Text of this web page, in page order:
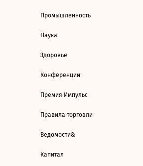
Промышленность
Наука
Здоровье
Конференции
Премия Импульс
Правила торговли
Ведомости&
Капитал